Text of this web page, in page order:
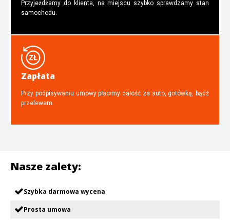
Przyjeżdżamy do klienta, na miejscu szybko sprawdzamy stan
samochodu.
Zapłata
Przy podpisywaniu umowy płacimy całość za auto, gotówką, bądź
przelewem.
Nasze zalety:
Szybka darmowa wycena
Prosta umowa